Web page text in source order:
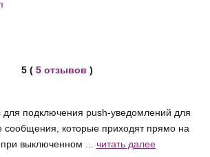
5 ( 5 отзывов )
подключения push-уведомлений для
сообщения, которые приходят прямо на
выключенном ... читать далее